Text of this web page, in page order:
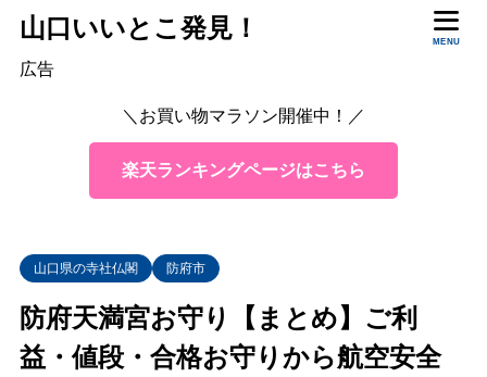
山口いいとこ発見！ MENU
広告
＼お買い物マラソン開催中！／
楽天ランキングページはこちら
山口県の寺社仏閣 防府市
防府天満宮お守り【まとめ】ご利
益・値段・合格お守りから航空安全
目次
受験合格、学業のお守り
合格はちまき
そのほかのお守り
4 七夕限定御守
5 御守の授与所、受付時間、郵送対応
御守の取り扱い